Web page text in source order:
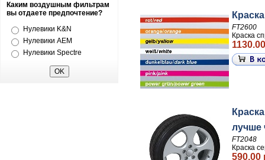
Каким воздушным фильтрам
вы отдаете предпочтение?
Нулевики K&N
Нулевики AEM
Нулевики Spectre
FT2600
Краска
лучше
FT2048
Краска
590.00